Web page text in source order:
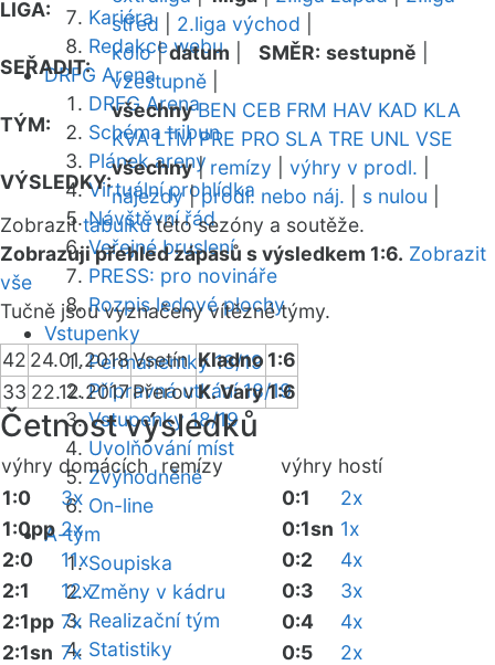
Kariéra
Redakce webu
DRFG Arena
DRFG Arena
Schéma tribun
Plánek areny
Virtuální prohlídka
Návštěvní řád
Veřejné bruslení
PRESS: pro novináře
Rozpis ledové plochy
Vstupenky
Permanentky 18/19
Přípravná utkání 18/19
Vstupenky 18/19
Uvolňování míst
Zvýhodněné
On-line
A-tým
Soupiska
Změny v kádru
Realizační tým
Statistiky
LIGA:
střed
2.liga východ
SEŘADIT:
kolo|datum SMĚR: sestupně
vzestupně
TÝM:
všechny BEN CEB FRM HAV KAD KLA
KVA LTM PRE PRO SLA TRE UNL VSE
VÝSLEDKY:
všechny| remízy výhry v prodl.
nájezdy|prodl. nebo náj. s nulou
Zobrazittabulkutéto sezóny a soutěže.
Zobrazuji přehled zápasů s výsledkem 1:6. Zobrazit
vše
Tučně jsou vyznačeny vítězné týmy.
42 24.01.2018Vsetín Kladno 1:6
33 22.12.2017PřerovK. Vary1:6
Četnost výsledků
výhry domácích remízy výhry hostí
1:0
3x
1:0pp 2x
2:0
11x
2:1
12x
2:1pp 7x
2:1sn 7x
0:1
2x
0:1sn 1x
0:2
4x
0:3
3x
0:4
4x
0:5
2x